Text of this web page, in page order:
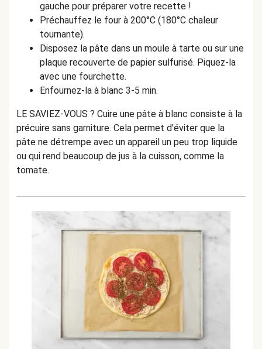
gauche pour préparer votre recette !
Préchauffez le four à 200°C (180°C chaleur
tournante).
Disposez la pâte dans un moule à tarte ou sur une
plaque recouverte de papier sulfurisé. Piquez-la
avec une fourchette.
Enfournez-la à blanc 3-5 min.
LE SAVIEZ-VOUS ? Cuire une pâte à blanc consiste à la
précuire sans garniture. Cela permet d'éviter que la
pâte ne détrempe avec un appareil un peu trop liquide
ou qui rend beaucoup de jus à la cuisson, comme la
tomate.